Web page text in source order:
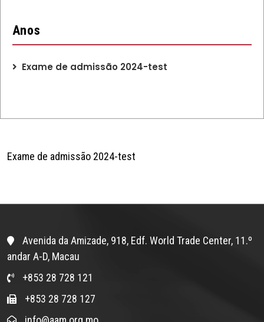
Anos
Exame de admissão 2024-test
Exame de admissão 2024-test
Avenida da Amizade, 918, Edf. World Trade Center, 11.º
andar A-D, Macau
+853 28 728 121
+853 28 728 127